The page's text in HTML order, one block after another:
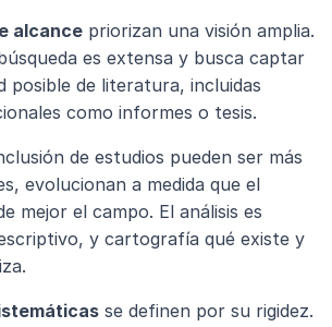
alcance priorizan una visión amplia.
es extensa y busca captar
posible de literatura, incluidas
como informes o tesis.
de estudios pueden ser más
evolucionan a medida que el
mejor el campo. El análisis es
y cartografía qué existe y
se definen por su rigidez.